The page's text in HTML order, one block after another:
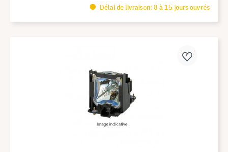
Délai de livraison: 8 à 15 jours ouvrés